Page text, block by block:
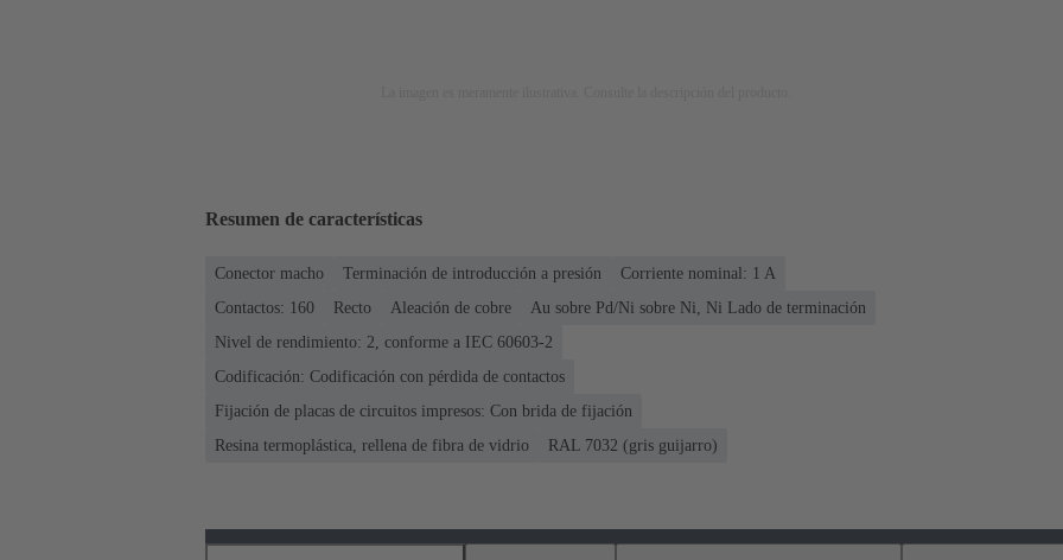
Resumen de características
Conector macho Terminación de introducción a presión
Corriente nominal: ‌1 A
Contactos: 160
Recto Aleación de cobre
Au sobre Pd/Ni sobre Ni, Ni Lado de terminación
Nivel de rendimiento: 2, conforme a IEC 60603-2
Codificación: Codificación con pérdida de contactos
Fijación de placas de circuitos impresos: Con brida de fijación
Resina termoplástica, rellena de fibra de vidrio
RAL 7032 (gris guijarro)